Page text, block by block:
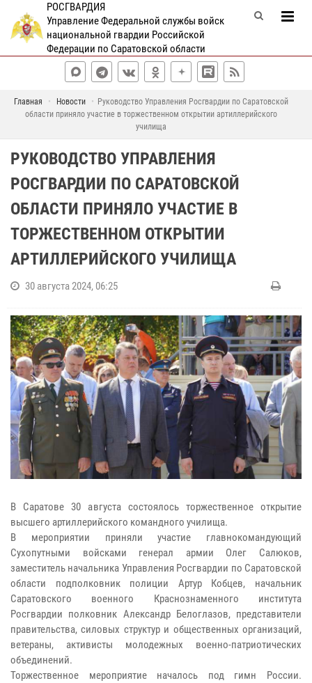
РОСГВАРДИЯ
Управление Федеральной службы войск
национальной гвардии Российской
Федерации по Саратовской области
Главная Новости
Руководство Управления Росгвардии по Саратовской
области приняло участие в торжественном открытии артиллерийского
училища
РУКОВОДСТВО УПРАВЛЕНИЯ
РОСГВАРДИИ ПО САРАТОВСКОЙ
ОБЛАСТИ ПРИНЯЛО УЧАСТИЕ В
ТОРЖЕСТВЕННОМ ОТКРЫТИИ
АРТИЛЛЕРИЙСКОГО УЧИЛИЩА
30 августа 2024, 06:25
В Саратове 30 августа состоялось торжественное открытие
высшего артиллерийского командного училища.
В мероприятии приняли участие главнокомандующий
Сухопутными войсками генерал армии Олег Салюков,
заместитель начальника Управления Росгвардии по Саратовской
области подполковник полиции Артур Кобцев, начальник
Саратовского военного Краснознаменного института
Росгвардии полковник Александр Белоглазов, представители
правительства, силовых структур и общественных организаций,
ветераны, активисты молодежных военно-патриотических
объединений.
Торжественное мероприятие началось под гимн России.